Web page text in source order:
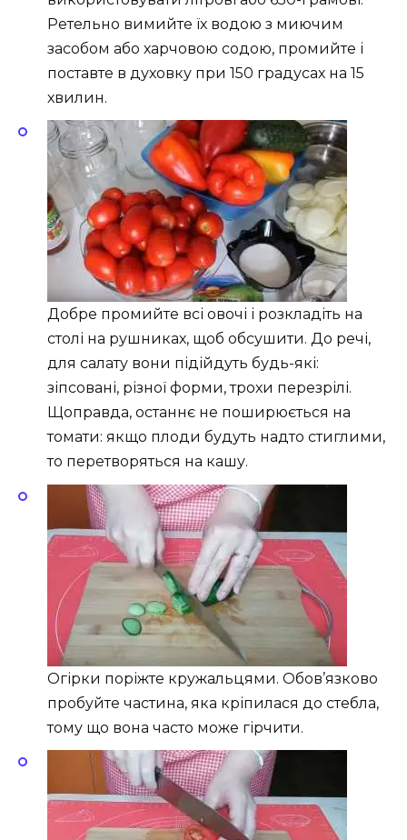
Ретельно вимийте їх водою з миючим
засобом або харчовою содою, промийте і
поставте в духовку при 150 градусах на 15
хвилин.
Добре промийте всі овочі і розкладіть на
столі на рушниках, щоб обсушити. До речі,
для салату вони підійдуть будь-які:
зіпсовані, різної форми, трохи перезрілі.
Щоправда, останнє не поширюється на
томати: якщо плоди будуть надто стиглими,
то перетворяться на кашу.
Огірки поріжте кружальцями. Обов’язково
пробуйте частина, яка кріпилася до стебла,
тому що вона часто може гірчити.